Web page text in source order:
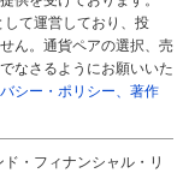
て運営しており、投
ん。通貨ペアの選択、売
なさるようにお願いいた
バシー・ポリシー、著作
・フィナンシャル・リ